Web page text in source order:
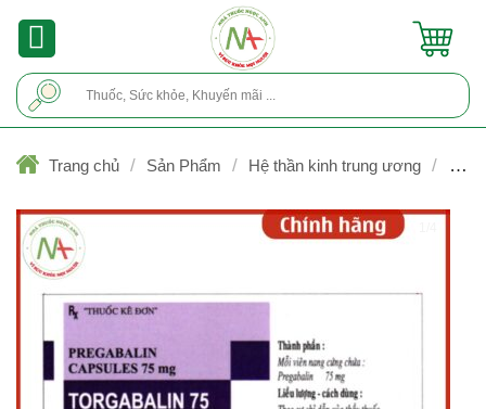
Trang chủ / Sản Phẩm / Hệ thần kinh trung ương /
Trị